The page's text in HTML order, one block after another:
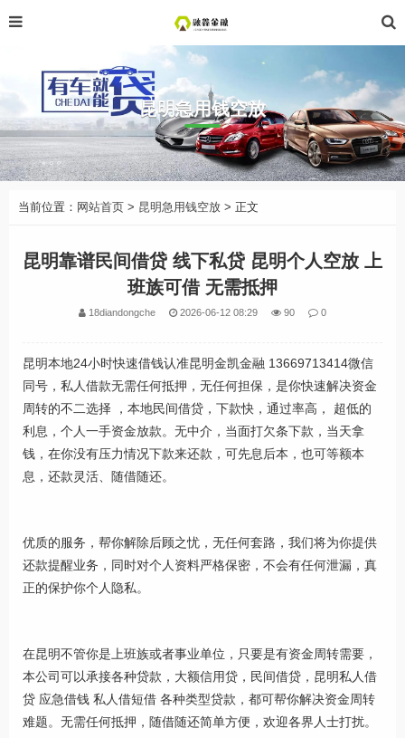
昆明急用钱空放
当前位置： 网站首页 > 昆明急用钱空放 > 正文
昆明靠谱民间借贷 线下私贷 昆明个人空放 上
班族可借 无需抵押
18diandongche 2026-06-12 08:29 90 0
昆明本地24小时快速借钱认准昆明金凯金融 13669713414微信
同号，私人借款无需任何抵押，无任何担保，是你快速解决资金
周转的不二选择 ，本地民间借贷，下款快，通过率高， 超低的
利息，个人一手资金放款。无中介，当面打欠条下款，当天拿
钱，在你没有压力情况下款来还款，可先息后本，也可等额本
息，还款灵活、随借随还。
优质的服务，帮你解除后顾之忧，无任何套路，我们将为你提供
还款提醒业务，同时对个人资料严格保密，不会有任何泄漏，真
正的保护你个人隐私。
在昆明不管你是上班族或者事业单位，只要是有资金周转需要，
本公司可以承接各种贷款，大额信用贷，民间借贷，昆明私人借
贷 应急借钱 私人借短借 各种类型贷款，都可帮你解决资金周转
难题。无需任何抵押，随借随还简单方便，欢迎各界人士打扰。